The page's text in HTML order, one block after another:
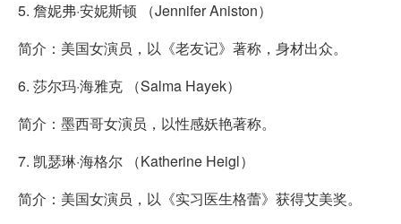
5. 詹妮弗·安妮斯顿 （Jennifer Aniston）
简介：美国女演员，以《老友记》著称，身材出众。
6. 莎尔玛·海雅克 （Salma Hayek）
简介：墨西哥女演员，以性感妖艳著称。
7. 凯瑟琳·海格尔 （Katherine Heigl）
简介：美国女演员，以《实习医生格蕾》获得艾美奖。